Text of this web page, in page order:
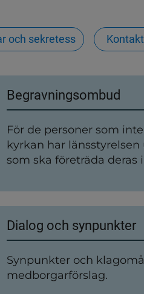
och sekretess
Begravningsombud
För de personer som
kyrkan har
som ska företräda deras
huvudmännen inom
använder pengarna från
begravningsavgiften på
Dialog och synpunkter
Synpunkter och
medborgarförslag.